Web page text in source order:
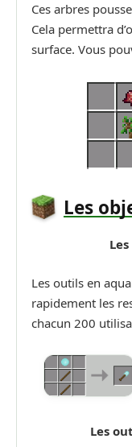
Ces arbres
Cela permettra
surface. Vous
Les
Les outils en
rapidement les
chacun 200
Les